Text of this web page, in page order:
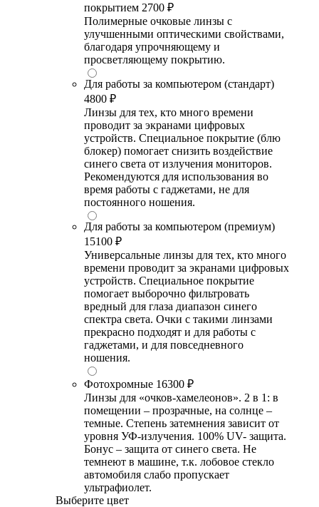
покрытием 2700 ₽
Полимерные очковые линзы с
улучшенными оптическими свойствами,
благодаря упрочняющему и
просветляющему покрытию.
Для работы за компьютером (стандарт)
4800 ₽
Линзы для тех, кто много времени
проводит за экранами цифровых
устройств. Специальное покрытие (блю
блокер) помогает снизить воздействие
синего света от излучения мониторов.
Рекомендуются для использования во
время работы с гаджетами, не для
постоянного ношения.
Для работы за компьютером (премиум)
15100 ₽
Универсальные линзы для тех, кто много
времени проводит за экранами цифровых
устройств. Специальное покрытие
помогает выборочно фильтровать
вредный для глаза диапазон синего
спектра света. Очки с такими линзами
прекрасно подходят и для работы с
гаджетами, и для повседневного
ношения.
Фотохромные 16300 ₽
Линзы для «очков-хамелеонов». 2 в 1: в
помещении – прозрачные, на солнце –
темные. Степень затемнения зависит от
уровня УФ-излучения. 100% UV- защита.
Бонус – защита от синего света. Не
темнеют в машине, т.к. лобовое стекло
автомобиля слабо пропускает
ультрафиолет.
Выберите цвет